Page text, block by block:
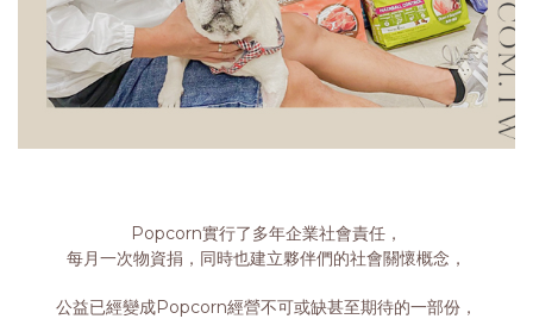
Popcorn實行了多年企業社會責任，
每月一次物資捐，同時也建立夥伴們的社會關懷概念，
公益已經變成Popcorn經營不可或缺甚至期待的一部份，